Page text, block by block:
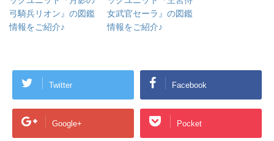
弓騎兵リオン』の図鑑
情報をご紹介♪
女武官セーラ』の図鑑
情報をご紹介♪
Twitter Facebook
Google+ Pocket